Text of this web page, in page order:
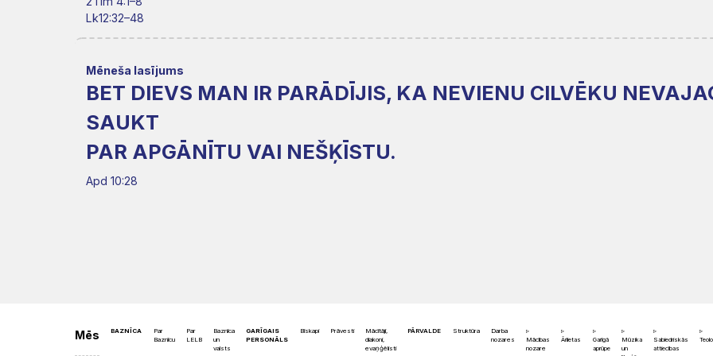
Dievnami
Iepazīsti
kristietību
Misija
Indijā
Rīts
Lk12:32–48
Mēneša lasījums
BET DIEVS MAN IR PARĀDĪJIS, KA NEVIENU CILVĒKU
SAUKT
PAR APGĀNĪTU VAI NEŠĶĪSTU.
Apd 10:28
Mēs BAZNĪCA
Par
Baznīcu
Par
LELB
Baznīca
un
valsts
GARĪGAIS
PERSONĀLS
Bīskapi Prāvesti
Mācītāji,
diakoni,
evaņģēlisti
PĀRVALDE Struktūra
Darba
nozares
Mācības
nozare
Ārlietas
Garīgā
aprūpe
Mūzika
un
Sabiedriskās
attiecības